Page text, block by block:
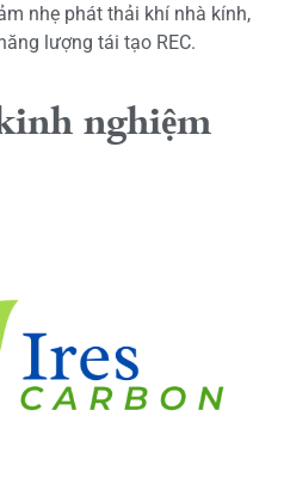
nhẹ phát thải khí nhà kính,
lượng tái tạo REC.
nghiệm